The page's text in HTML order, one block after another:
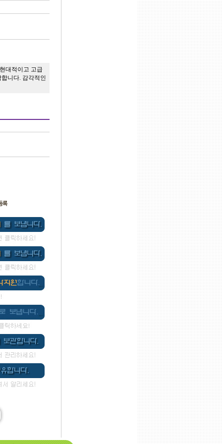
대적이고 고급
니다. 감각적인